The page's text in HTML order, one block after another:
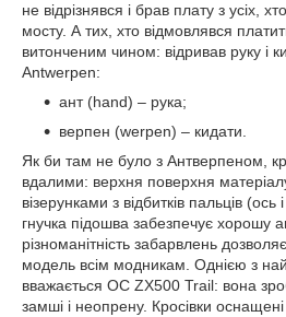
не відрізнявся і брав плату з усіх,
мосту. А тих, хто відмовлявся
витонченим чином: відривав руку і
Antwerpen:
ант (hand) – рука;
верпен (werpen) – кидати.
Як би там не було з Антверпеном,
вдалими: верхня поверхня
візерунками з відбитків пальців
гнучка підошва забезпечує хорошу
різноманітність забарвлень
модель всім модникам. Однією з
вважається OC ZX500 Trail: вона
замші і неопрену. Кросівки